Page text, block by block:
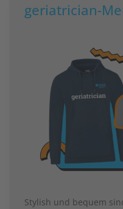
geriatrician-
Stylish und bequem